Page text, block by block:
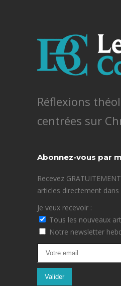
Réflexions
centrées sur
Abonnez-vous par
Recevez
articles directement
Je veux recevoir :
Tous les nouveaux
Notre newsletter